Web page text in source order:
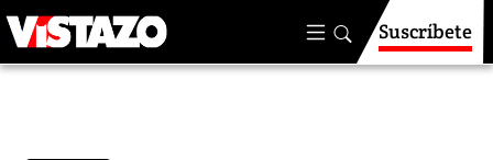
Suscríbete